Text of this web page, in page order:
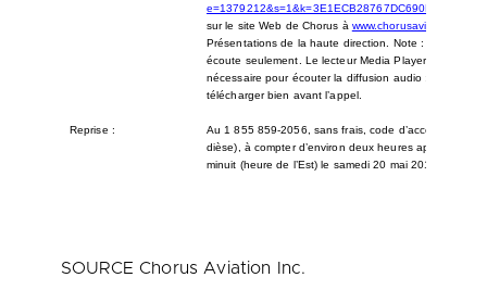
sur le site Web de Chorus à www.chorusaviation.ca
Présentations de la haute direction. Note : Diffusion
écoute seulement. Le lecteur Media Player ou Real
nécessaire pour écouter la diffusion audio ; veuillez
télécharger bien avant l’appel.
Reprise :
Au 1 855 859-2056, sans frais, code d’accès
dièse), à compter d’environ deux heures après l’appel
minuit (heure de l’Est) le samedi 20 mai 2017.
SOURCE Chorus Aviation Inc.